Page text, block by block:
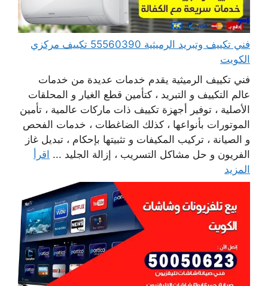
فني تكييف وتبريد الرميثية 55560390 تكييف مركزي
الكويت
فني تكييف الرميثية يقدم خدمات عديدة من خدمات
عالم التكييف و التبريد ، كتأمين قطع الغيار و المحلقات
الأصلية ، توفير أجهزة تكييف ذات ماركات عالمية ، تأمين
الموتورات بأنواعها ، كذلك الضاغطات ، خدمات الفحص
و الصيانة ، تركيب المكيفات و تثبيتها بإحكام ، تبديل غاز
الفريون و حل مشاكل التسريب ، إزالة الجليد ... اقرأ
المزيد